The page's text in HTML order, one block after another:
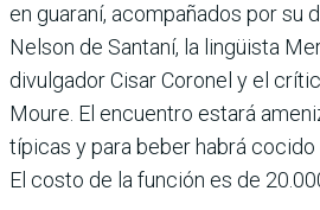
en guaraní, acompañados por su
Nelson de Santaní, la lingüista
divulgador Cisar Coronel y el
Moure. El encuentro estará
típicas y para beber habrá cocido
El costo de la función es de